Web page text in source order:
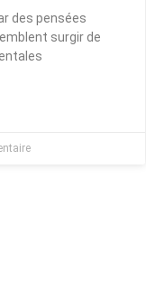
des pensées
surgir de